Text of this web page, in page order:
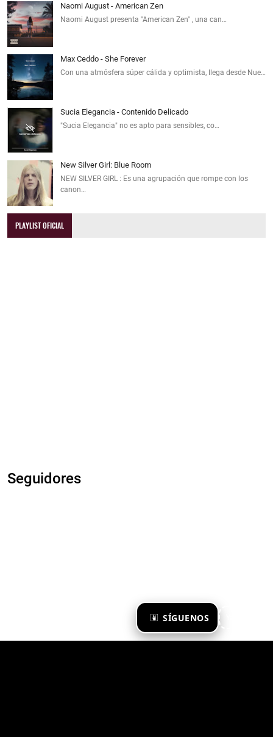
SÍGUENOS
Naomi August - American Zen
Naomi August presenta "American Zen" , una can…
Max Ceddo - She Forever
Con una atmósfera súper cálida y optimista, llega desde Nue…
Sucia Elegancia - Contenido Delicado
"Sucia Elegancia" no es apto para sensibles, co…
New Silver Girl: Blue Room
NEW SILVER GIRL : Es una agrupación que rompe con los
canon…
PLAYLIST OFICIAL
Seguidores